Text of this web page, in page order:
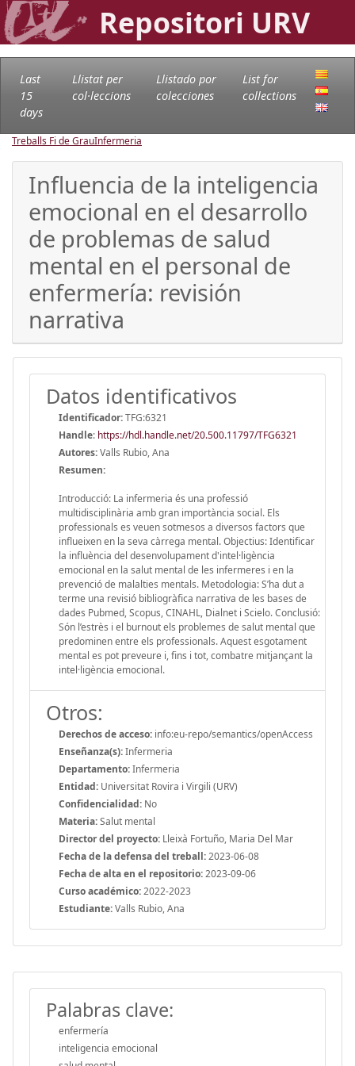
Repositori URV
Last
15
days
Llistat per
col·leccions
Llistado por
colecciones
List for
collections
Treballs Fi de GrauInfermeria
Influencia de la inteligencia
emocional en el desarrollo
de problemas de salud
mental en el personal de
enfermería: revisión
narrativa
Datos identificativos
Identificador:TFG:6321
Handle: https://hdl.handle.net/20.500.11797/TFG6321
Autores:Valls Rubio, Ana
Resumen:
Introducció: La infermeria és una professió
multidisciplinària amb gran importància social. Els
professionals es veuen sotmesos a diversos factors que
influeixen en la seva càrrega mental. Objectius: Identificar
la influència del desenvolupament d'intel·ligència
emocional en la salut mental de les infermeres i en la
prevenció de malalties mentals. Metodologia: S’ha dut a
terme una revisió bibliogràfica narrativa de les bases de
dades Pubmed, Scopus, CINAHL, Dialnet i Scielo. Conclusió:
Són l’estrès i el burnout els problemes de salut mental que
predominen entre els professionals. Aquest esgotament
mental es pot preveure i, fins i tot, combatre mitjançant la
intel·ligència emocional.
Otros:
Derechos de acceso: info:eu-repo/semantics/openAccess
Enseñanza(s):Infermeria
Departamento:Infermeria
Entidad: Universitat Rovira i Virgili (URV)
Confidencialidad: No
Materia:Salut mental
Director del proyecto: Lleixà Fortuño, Maria Del Mar
Fecha de la defensa del treball:2023-06-08
Fecha de alta en el repositorio:2023-09-06
Curso académico:2022-2023
Estudiante:Valls Rubio, Ana
Palabras clave:
enfermería
inteligencia emocional